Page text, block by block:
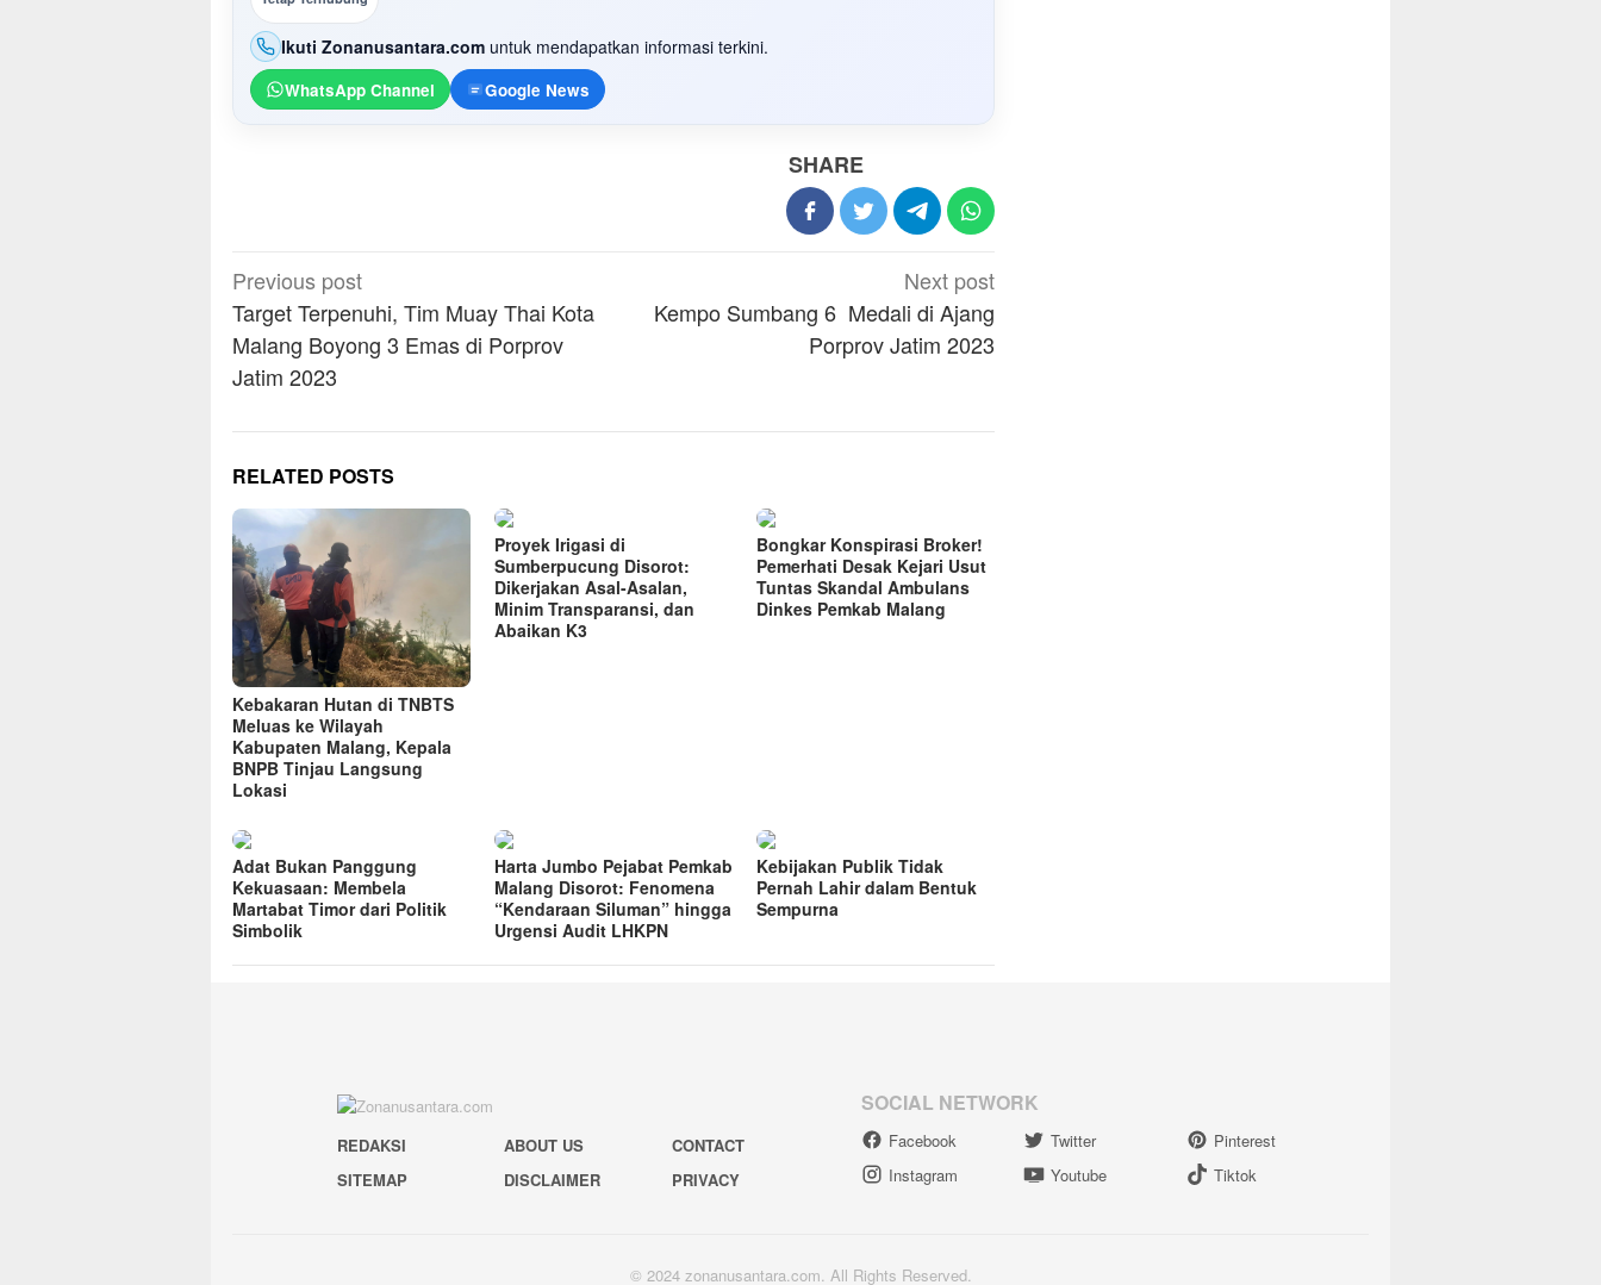
Ikuti Zonanusantara.com untuk mendapatkan informasi terkini.
WhatsApp Channel Google News
SHARE
Post
navigation
Previous post
Target Terpenuhi, Tim Muay Thai Kota
Malang Boyong 3 Emas di Porprov
Jatim 2023
Next post
Kempo Sumbang 6 Medali di Ajang
Porprov Jatim 2023
RELATED POSTS
Kebakaran Hutan di TNBTS
Meluas ke Wilayah
Kabupaten Malang, Kepala
BNPB Tinjau Langsung
Lokasi
Proyek Irigasi di
Sumberpucung Disorot:
Dikerjakan Asal-Asalan,
Minim Transparansi, dan
Abaikan K3
Bongkar Konspirasi Broker!
Pemerhati Desak Kejari Usut
Tuntas Skandal Ambulans
Dinkes Pemkab Malang
Adat Bukan Panggung
Kekuasaan: Membela
Martabat Timor dari Politik
Simbolik
Harta Jumbo Pejabat Pemkab
Malang Disorot: Fenomena
“Kendaraan Siluman” hingga
Urgensi Audit LHKPN
Kebijakan Publik Tidak
Pernah Lahir dalam Bentuk
Sempurna
REDAKSI ABOUT US
CONTACT
SITEMAP
DISCLAIMER PRIVACY
SOCIAL NETWORK
Facebook Twitter
Pinterest
Instagram
Youtube Tiktok
© 2024 zonanusantara.com. All Rights Reserved.